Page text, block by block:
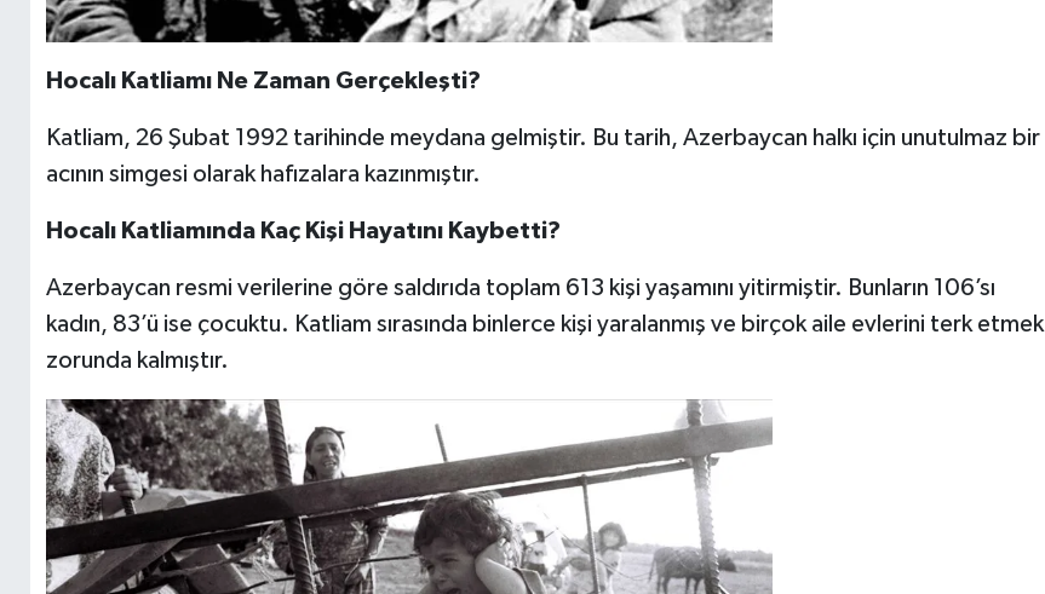
Hocalı Katliamı Ne Zaman Gerçekleşti?
Katliam, 26 Şubat 1992 tarihinde meydana gelmiştir. Bu tarih, Azerbaycan halkı için unutulmaz bir
acının simgesi olarak hafızalara kazınmıştır.
Hocalı Katliamında Kaç Kişi Hayatını Kaybetti?
Azerbaycan resmi verilerine göre saldırıda toplam 613 kişi yaşamını yitirmiştir. Bunların 106’sı
kadın, 83’ü ise çocuktu. Katliam sırasında binlerce kişi yaralanmış ve birçok aile evlerini terk etmek
zorunda kalmıştır.